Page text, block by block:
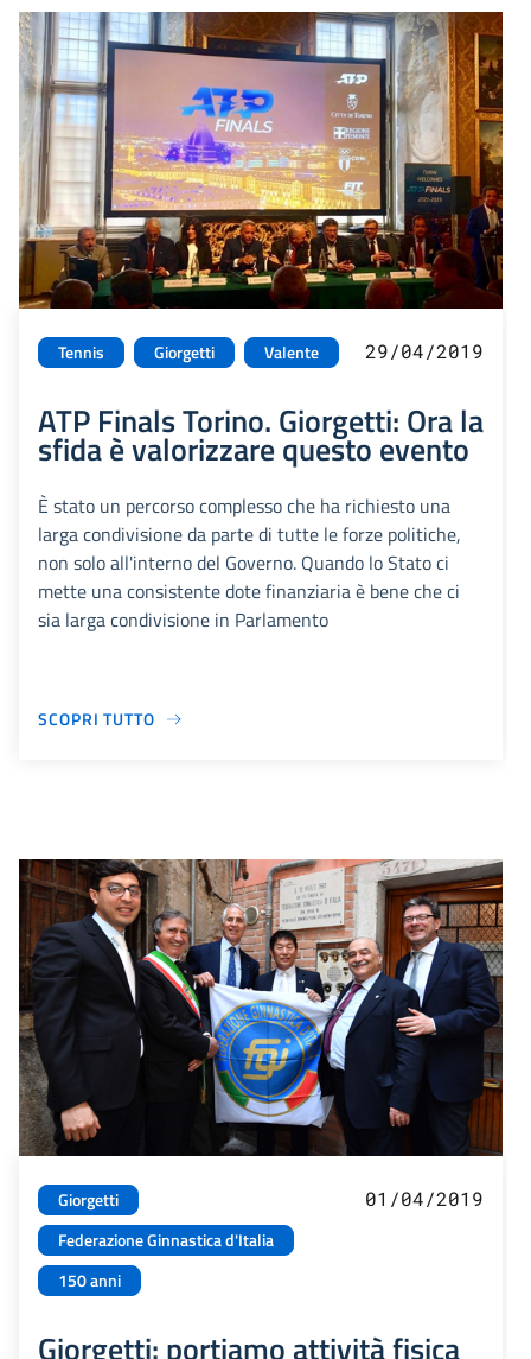
Tennis Giorgetti Valente 29/04/2019
ATP Finals Torino. Giorgetti: Ora la
sfida è valorizzare questo evento
È stato un percorso complesso che ha richiesto una
larga condivisione da parte di tutte le forze politiche,
non solo all'interno del Governo. Quando lo Stato ci
mette una consistente dote finanziaria è bene che ci
sia larga condivisione in Parlamento
SCOPRI TUTTO
Giorgetti
Federazione Ginnastica d'Italia
150 anni
01/04/2019
Giorgetti: portiamo attività fisica